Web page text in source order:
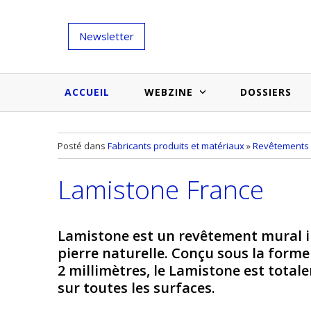
Newsletter
ACCUEIL WEBZINE
Salons et évènementiels
Médias du bâtiment
Billets d'humeur
Etudes et enquêtes
DOSSIERS
Annuaire
Actualités des membres
Posté dans Fabricants produits et matériaux»
Lamistone France
Lamistone est un revêtement
pierre naturelle. Conçu sous la
2 millimètres, le Lamistone est
sur toutes les surfaces.